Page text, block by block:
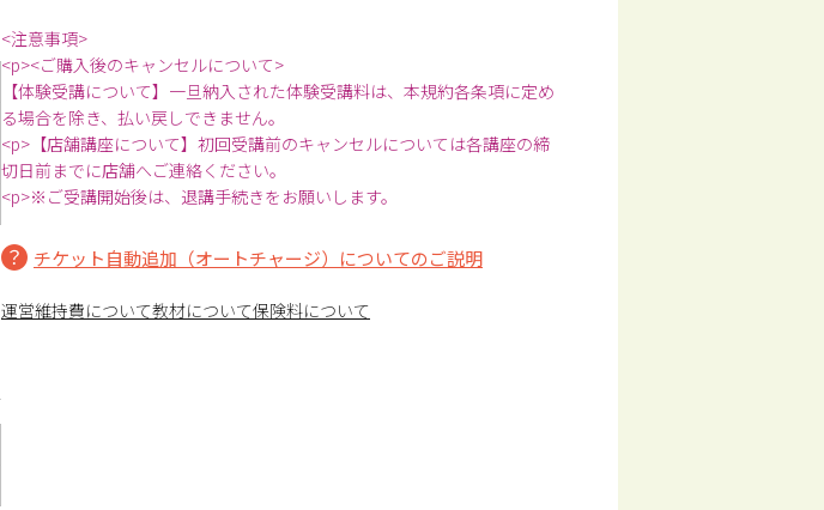
<注意事項>
<p><ご購入後のキャンセルについて>
【体験受講について】一旦納入された体験受講料は、本規約各条項に定め
る場合を除き、払い戻しできません。
<p>【店舗講座について】初回受講前のキャンセルについては各講座の締
切日前までに店舗へご連絡ください。
<p>※ご受講開始後は、退講手続きをお願いします。
チケット自動追加（オートチャージ）についてのご説明
運営維持費について教材について保険料について